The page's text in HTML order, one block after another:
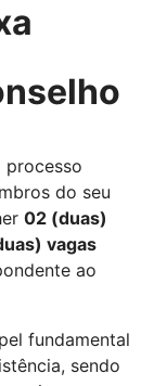
processo
do seu
02 (duas)
vagas
ao
fundamental
sendo